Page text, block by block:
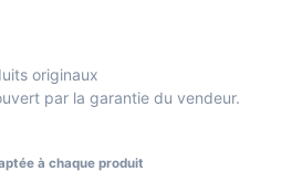
originaux
par la garantie du vendeur.
à chaque produit